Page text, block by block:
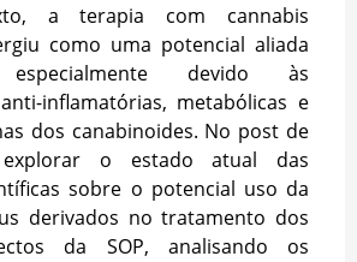
a terapia com cannabis
como uma potencial aliada
especialmente devido às
inflamatórias, metabólicas e
dos canabinoides. No post de
o estado atual das
sobre o potencial uso da
derivados no tratamento dos
da SOP, analisando os